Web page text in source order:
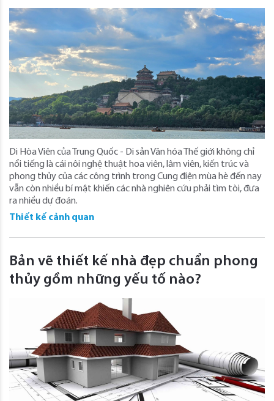
Di Hòa Viên của Trung Quốc - Di sản Văn hóa Thế giới không chỉ
nổi tiếng là cái nôi nghệ thuật hoa viên, lâm viên, kiến trúc và
phong thủy của các công trình trong Cung điện mùa hè đến nay
vẫn còn nhiều bí mật khiến các nhà nghiên cứu phải tìm tòi, đưa
ra nhiều dự đoán.
Thiết kế cảnh quan
Bản vẽ thiết kế nhà đẹp chuẩn phong
thủy gồm những yếu tố nào?